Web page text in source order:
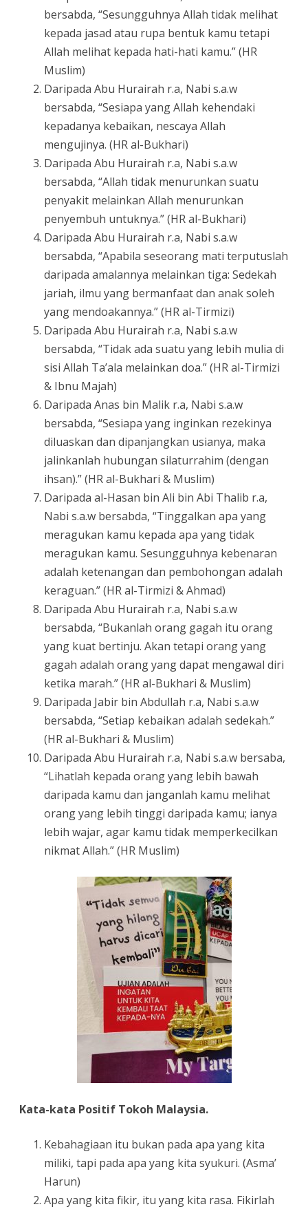
bersabda, “Sesungguhnya Allah tidak melihat
kepada jasad atau rupa bentuk kamu tetapi
Allah melihat kepada hati-hati kamu.” (HR
Muslim)
Daripada Abu Hurairah r.a, Nabi s.a.w
bersabda, “Sesiapa yang Allah kehendaki
kepadanya kebaikan, nescaya Allah
mengujinya. (HR al-Bukhari)
Daripada Abu Hurairah r.a, Nabi s.a.w
bersabda, “Allah tidak menurunkan suatu
penyakit melainkan Allah menurunkan
penyembuh untuknya.” (HR al-Bukhari)
Daripada Abu Hurairah r.a, Nabi s.a.w
bersabda, “Apabila seseorang mati terputuslah
daripada amalannya melainkan tiga: Sedekah
jariah, ilmu yang bermanfaat dan anak soleh
yang mendoakannya.” (HR al-Tirmizi)
Daripada Abu Hurairah r.a, Nabi s.a.w
bersabda, “Tidak ada suatu yang lebih mulia di
sisi Allah Ta’ala melainkan doa.” (HR al-Tirmizi
& Ibnu Majah)
Daripada Anas bin Malik r.a, Nabi s.a.w
bersabda, “Sesiapa yang inginkan rezekinya
diluaskan dan dipanjangkan usianya, maka
jalinkanlah hubungan silaturrahim (dengan
ihsan).” (HR al-Bukhari & Muslim)
Daripada al-Hasan bin Ali bin Abi Thalib r.a,
Nabi s.a.w bersabda, “Tinggalkan apa yang
meragukan kamu kepada apa yang tidak
meragukan kamu. Sesungguhnya kebenaran
adalah ketenangan dan pembohongan adalah
keraguan.” (HR al-Tirmizi & Ahmad)
Daripada Abu Hurairah r.a, Nabi s.a.w
bersabda, “Bukanlah orang gagah itu orang
yang kuat bertinju. Akan tetapi orang yang
gagah adalah orang yang dapat mengawal diri
ketika marah.” (HR al-Bukhari & Muslim)
Daripada Jabir bin Abdullah r.a, Nabi s.a.w
bersabda, “Setiap kebaikan adalah sedekah.”
(HR al-Bukhari & Muslim)
Daripada Abu Hurairah r.a, Nabi s.a.w bersaba,
“Lihatlah kepada orang yang lebih bawah
daripada kamu dan janganlah kamu melihat
orang yang lebih tinggi daripada kamu; ianya
lebih wajar, agar kamu tidak memperkecilkan
nikmat Allah.” (HR Muslim)
Kata-kata Positif Tokoh Malaysia.
Kebahagiaan itu bukan pada apa yang kita
miliki, tapi pada apa yang kita syukuri. (Asma’
Harun)
Apa yang kita fikir, itu yang kita rasa. Fikirlah